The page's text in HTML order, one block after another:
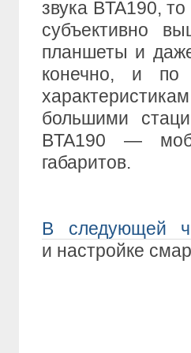
звука BTA190,
субъективно
планшеты и
конечно, и по
большими
BTA190 —
габаритов.
В следующей
и настройке